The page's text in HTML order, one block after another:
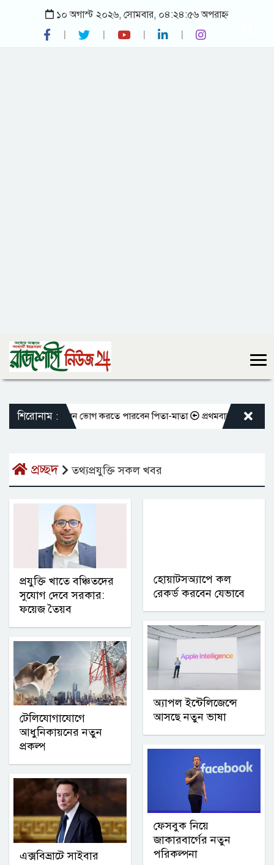
১০ অগাস্ট ২০২৬, সোমবার, ০৪:২৪:৫৬ অপরাহ্ন
শিরোনাম :
করলেও আজীবন ভোগ করতে পারবেন পিতা-মাতা প্রথমবারের মতো
প্রচ্ছদ তথ্যপ্রযুক্তি সকল খবর
প্রযুক্তি খাতে বঞ্চিতদের
সুযোগ দেবে সরকার:
ফয়েজ তৈয়ব
টেলিযোগাযোগে
আধুনিকায়নের নতুন
প্রকল্প
এক্সবিভ্রাটে সাইবার
হোয়াটসঅ্যাপে কল
রেকর্ড করবেন যেভাবে
অ্যাপল ইন্টেলিজেন্সে
আসছে নতুন ভাষা
ফেসবুক নিয়ে
জাকারবার্গের নতুন
পরিকল্পনা